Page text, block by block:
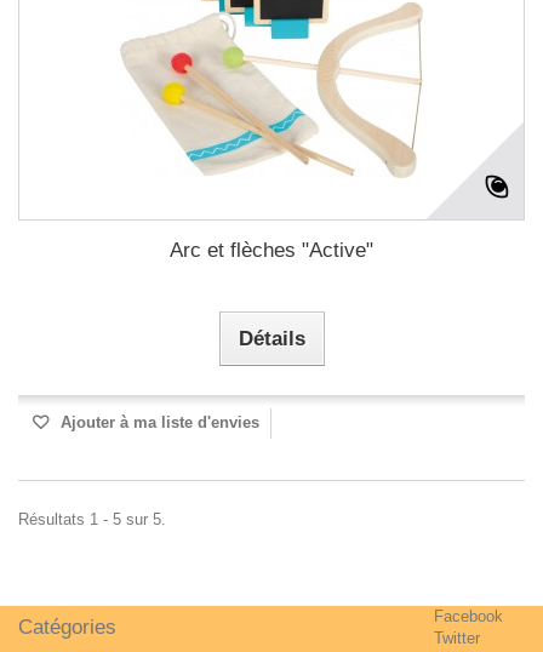
Arc et flèches "Active"
Détails
Ajouter à ma liste d'envies
Résultats 1 - 5 sur 5.
Facebook
Twitter
Catégories